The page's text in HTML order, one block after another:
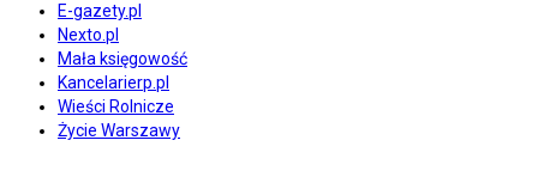
E-gazety.pl
Nexto.pl
Mała księgowość
Kancelarierp.pl
Wieści Rolnicze
Życie Warszawy